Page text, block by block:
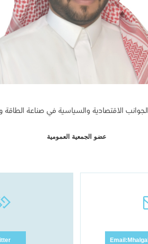
الاقتصادية والسياسية في صناعة الطاقة
عضو الجمعية العمومية